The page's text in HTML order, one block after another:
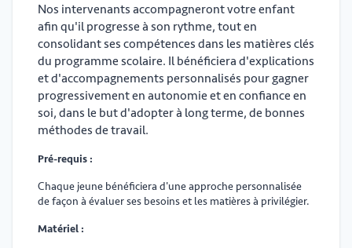
Nos intervenants accompagneront votre enfant
afin qu'il progresse à son rythme, tout en
consolidant ses compétences dans les matières clés
du programme scolaire. Il bénéficiera d'explications
et d'accompagnements personnalisés pour gagner
progressivement en autonomie et en confiance en
soi, dans le but d'adopter à long terme, de bonnes
méthodes de travail.
Pré-requis :
Chaque jeune bénéficiera d'une approche personnalisée
de façon à évaluer ses besoins et les matières à privilégier.
Matériel :